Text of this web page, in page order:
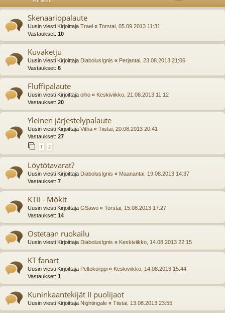
Skenaariopalaute
Uusin viesti Kirjoittaja Trael « Torstai, 05.09.2013 11:31
Vastaukset: 10
Kuvaketju
Uusin viesti Kirjoittaja DiabolusIgnis « Perjantai, 23.08.2013 21:06
Vastaukset: 6
Fluffipalaute
Uusin viesti Kirjoittaja olho « Keskiviikko, 21.08.2013 11:12
Vastaukset: 20
Yleinen järjestelypalaute
Uusin viesti Kirjoittaja Vitha « Tiistai, 20.08.2013 20:41
Vastaukset: 27
1 2
Löytötavarat?
Uusin viesti Kirjoittaja DiabolusIgnis « Maanantai, 19.08.2013 14:37
Vastaukset: 7
KTII - Mökit
Uusin viesti Kirjoittaja GSawo « Torstai, 15.08.2013 17:27
Vastaukset: 14
Ostetaan ruokailu
Uusin viesti Kirjoittaja DiabolusIgnis « Keskiviikko, 14.08.2013 22:15
KT fanart
Uusin viesti Kirjoittaja Peltokorppi « Keskiviikko, 14.08.2013 15:44
Vastaukset: 1
Kuninkaantekijät II puolijaot
Uusin viesti Kirjoittaja Nightingale « Tiistai, 13.08.2013 23:55